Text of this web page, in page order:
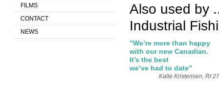
FILMS
CONTACT
NEWS
Also used by
Industrial
”We’re more than happy
with our new Canadian.
It’s the best
we’ve had to date”
Kalle Kristensen, RI